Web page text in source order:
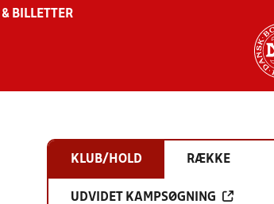
& BILLETTER
KLUB/HOLD RÆKKE
UDVIDET KAMPSØGNING